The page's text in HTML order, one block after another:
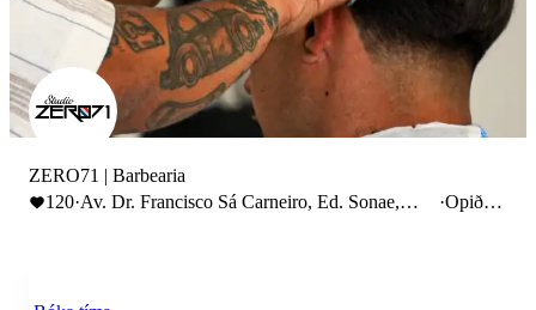
ZERO71 | Barbearia
120·Av. Dr. Francisco Sá Carneiro, Ed. Sonae,
·Opið til